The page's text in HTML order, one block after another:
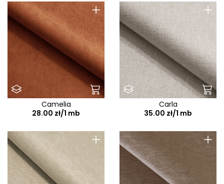
+
Camelia
28.00 zł/1 mb
+
Carla
35.00 zł/1 mb
+ +